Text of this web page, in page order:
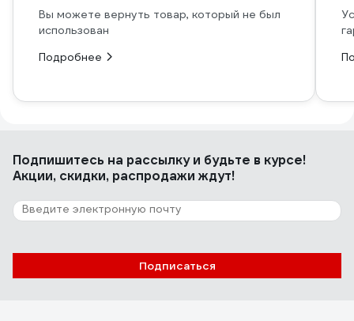
Вы можете вернуть товар, который не был
использован
Подробнее
Подпишитесь на рассылкуи будьте в курсе!
Акции, скидки, распродажи ждут!
Подписаться